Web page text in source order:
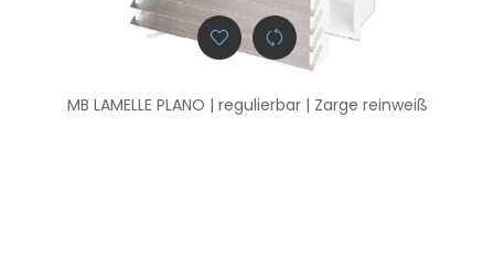
MB LAMELLE PLANO | regulierbar | Zarge reinweiß